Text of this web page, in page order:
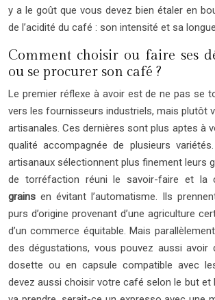
y a le goût que vous devez bien étaler en
de l’acidité du café : son intensité et sa
Comment choisir ou faire ses
ou se procurer son café ?
Le premier réflexe à avoir est de ne pas se
vers les fournisseurs industriels, mais plutôt
artisanales. Ces dernières sont plus aptes à
qualité accompagnée de plusieurs
artisanaux sélectionnent plus finement leurs
de torréfaction réuni le savoir-faire et la
grains en évitant l’automatisme. Ils
purs d’origine provenant d’une agriculture
d’un commerce équitable. Mais
des dégustations, vous pouvez aussi avoir
dosette ou en capsule compatible avec
devez aussi choisir votre café selon le but et